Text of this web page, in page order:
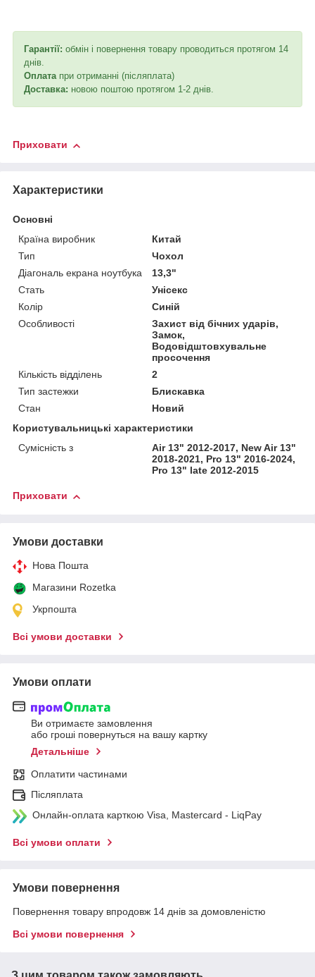
Гарантії: обмін і повернення товару проводиться протягом 14
днів.
Оплата при отриманні (післяплата)
Доставка: новою поштою протягом 1-2 днів.
Приховати
Характеристики
Основні
Країна виробник
Китай
Тип
Чохол
Діагональ екрана ноутбука
13,3"
Стать
Унісекс
Колір
Синій
Особливості
Захист від бічних ударів,
Замок,
Водовідштовхувальне
просочення
Кількість відділень
2
Тип застежки
Блискавка
Стан
Новий
Користувальницькі характеристики
Сумісність з
Air 13" 2012-2017, New Air 13"
2018-2021, Pro 13" 2016-2024,
Pro 13" late 2012-2015
Приховати
Умови доставки
Нова Пошта
Магазини Rozetka
Укрпошта
Всі умови доставки
Умови оплати
Ви отримаєте замовлення
або гроші повернуться на вашу картку
Детальніше
Оплатити частинами
Післяплата
Онлайн-оплата карткою Visa, Mastercard - LiqPay
Всі умови оплати
Умови повернення
Повернення товару впродовж 14 днів за домовленістю
Всі умови повернення